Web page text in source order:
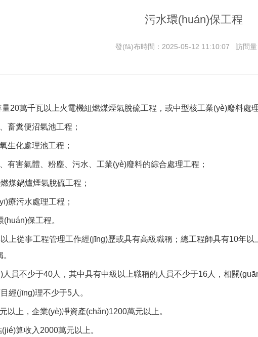
污水環(huán)保工程
發(fā)布時間：2025-05-12 11:10:07 訪問量
20萬千瓦以上火電機組燃煤煙氣脫硫工程，或中型核工業(yè)廢料處
糞便沼氣池工程；
處理池工程；
害氣體、粉塵、污水、工業(yè)廢料的綜合處理工程；
鍋爐煙氣脫硫工程；
療污水處理工程；
保工程。
上從事工程管理工作經(jīng)歷或具有高級職稱；總工程師具有10年
員不少于40人，其中具有中級以上職稱的人員不少于16人，相關(guān)
(jīng)理不少于5人。
以上，企業(yè)凈資產(chǎn)1200萬元以上。
算收入2000萬元以上。